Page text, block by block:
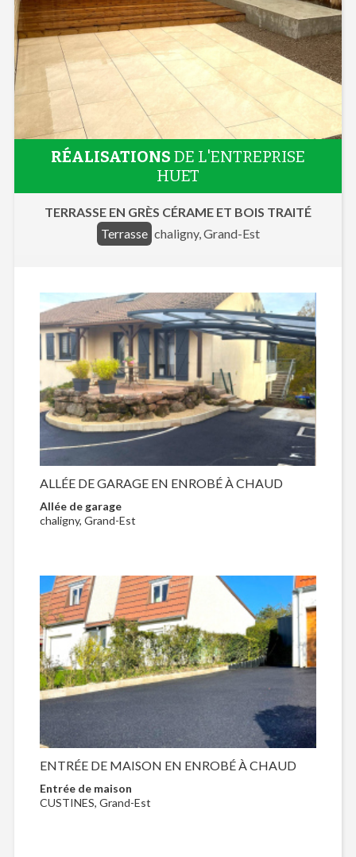
RÉALISATIONS DE L'ENTREPRISE
HUET
TERRASSE EN GRÈS CÉRAME ET BOIS TRAITÉ
Terrasse chaligny, Grand-Est
ALLÉE DE GARAGE EN ENROBÉ À CHAUD
Allée de garage
chaligny, Grand-Est
ENTRÉE DE MAISON EN ENROBÉ À CHAUD
Entrée de maison
CUSTINES, Grand-Est